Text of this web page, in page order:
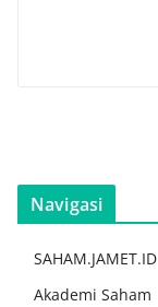
Navigasi
SAHAM.JAMET.ID
Akademi Saham